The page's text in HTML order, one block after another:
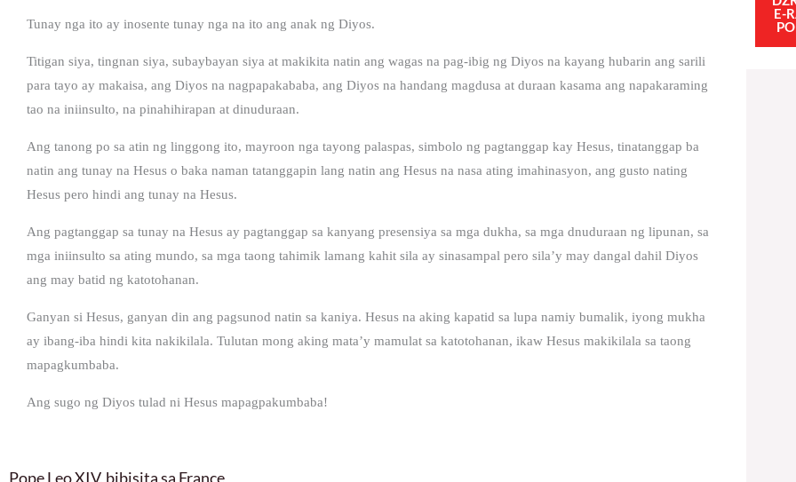
Tunay nga ito ay inosente tunay nga na ito ang anak ng Diyos.
Titigan siya, tingnan siya, subaybayan siya at makikita natin ang wagas na pag-ibig ng Diyos na kayang hubarin ang sarili
para tayo ay makaisa, ang Diyos na nagpapakababa, ang Diyos na handang magdusa at duraan kasama ang napakaraming
tao na iniinsulto, na pinahihirapan at dinuduraan.
Ang tanong po sa atin ng linggong ito, mayroon nga tayong palaspas, simbolo ng pagtanggap kay Hesus, tinatanggap ba
natin ang tunay na Hesus o baka naman tatanggapin lang natin ang Hesus na nasa ating imahinasyon, ang gusto nating
Hesus pero hindi ang tunay na Hesus.
Ang pagtanggap sa tunay na Hesus ay pagtanggap sa kanyang presensiya sa mga dukha, sa mga dnuduraan ng lipunan, sa
mga iniinsulto sa ating mundo, sa mga taong tahimik lamang kahit sila ay sinasampal pero sila’y may dangal dahil Diyos
ang may batid ng katotohanan.
Ganyan si Hesus, ganyan din ang pagsunod natin sa kaniya. Hesus na aking kapatid sa lupa namiy bumalik, iyong mukha
ay ibang-iba hindi kita nakikilala. Tulutan mong aking mata’y mamulat sa katotohanan, ikaw Hesus makikilala sa taong
mapagkumbaba.
Ang sugo ng Diyos tulad ni Hesus mapagpakumbaba!
Pope Leo XIV, bibisita sa France
ibig
E-